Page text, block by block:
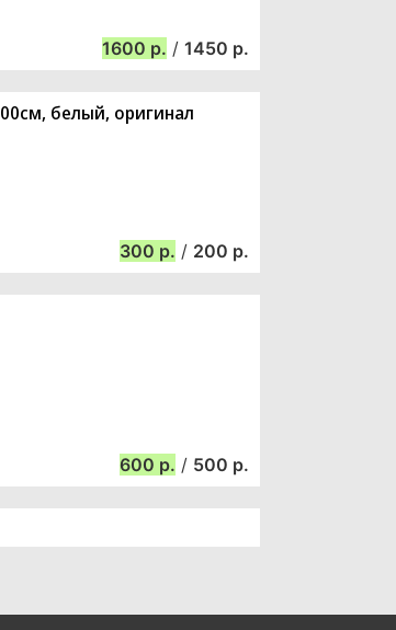
1600 / 1450
белый, оригинал
300 / 200
600 / 500